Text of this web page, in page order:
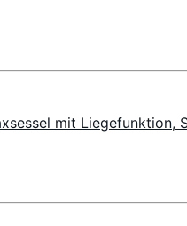
mit Liegefunktion,